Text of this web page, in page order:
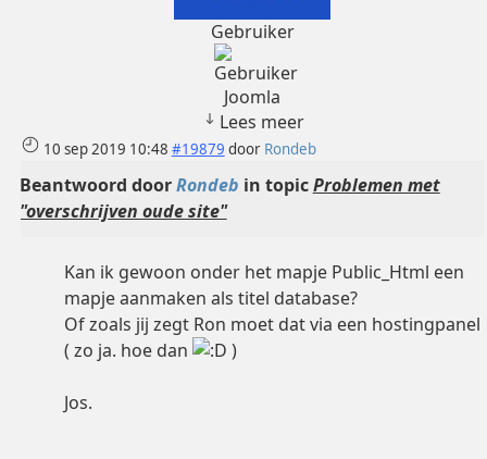
Gebruiker
Joomla
Lees meer
10 sep 2019 10:48 #19879 door Rondeb
Beantwoord doorRondeb in topicProblemen met
"overschrijven oude site"
Kan ik gewoon onder het mapje Public_Html een
mapje aanmaken als titel database?
Of zoals jij zegt Ron moet dat via een hostingpanel
( zo ja. hoe dan
)
Jos.